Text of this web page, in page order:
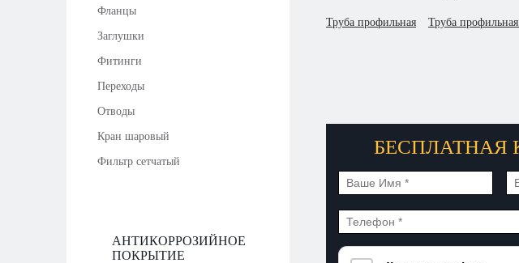
Фланцы
Заглушки
Фитинги
Переходы
Отводы
Кран шаровый
Фильтр сетчатый
АНТИКОРРОЗИЙНОЕ
ПОКРЫТИЕ
Труба профильная Труба
БЕСПЛАТНАЯ